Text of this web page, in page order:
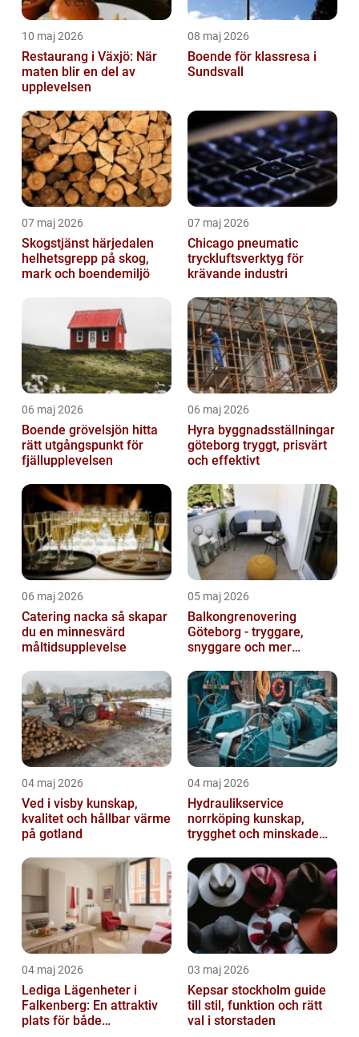
10 maj 2026
Restaurang i Växjö: När
maten blir en del av
upplevelsen
08 maj 2026
Boende för klassresa i
Sundsvall
07 maj 2026
Skogstjänst härjedalen
helhetsgrepp på skog,
mark och boendemiljö
07 maj 2026
Chicago pneumatic
tryckluftsverktyg för
krävande industri
06 maj 2026
Boende grövelsjön hitta
rätt utgångspunkt för
fjällupplevelsen
06 maj 2026
Hyra byggnadsställningar
göteborg tryggt, prisvärt
och effektivt
06 maj 2026
Catering nacka så skapar
du en minnesvärd
måltidsupplevelse
05 maj 2026
Balkongrenovering
Göteborg - tryggare,
snyggare och mer
04 maj 2026
Ved i visby kunskap,
kvalitet och hållbar värme
på gotland
04 maj 2026
Hydraulikservice
norrköping kunskap,
trygghet och minskade
04 maj 2026
Lediga Lägenheter i
Falkenberg: En attraktiv
plats för både
03 maj 2026
Kepsar stockholm guide
till stil, funktion och rätt
val i storstaden